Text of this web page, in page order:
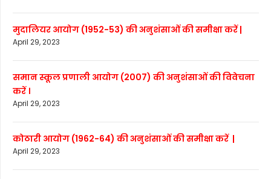
मुदालियर आयोग (1952-53) की अनुशंसाओं की समीक्षा करें |
April 29, 2023
समान स्कूल प्रणाली आयोग (2007) की अनुशंसाओं की विवेचना
करें ।
April 29, 2023
कोठारी आयोग (1962-64) की अनुशंसाओं की समीक्षा करें |
April 29, 2023